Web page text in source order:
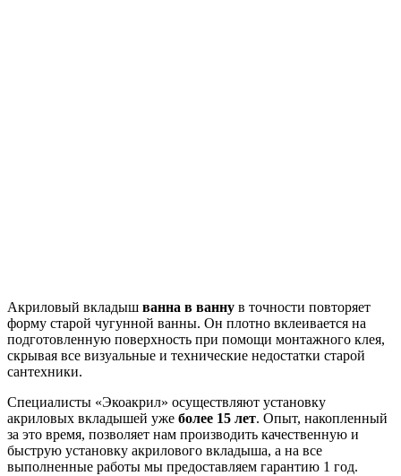
Акриловый вкладыш ванна в ванну в точности повторяет
форму старой чугунной ванны. Он плотно вклеивается на
подготовленную поверхность при помощи монтажного клея,
скрывая все визуальные и технические недостатки старой
сантехники.
Специалисты «Экоакрил» осуществляют установку
акриловых вкладышей уже более 15 лет. Опыт, накопленный
за это время, позволяет нам производить качественную и
быструю установку акрилового вкладыша, а на все
выполненные работы мы предоставляем гарантию 1 год.